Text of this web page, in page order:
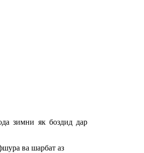
зимни як боздид дар
ва шарбат аз